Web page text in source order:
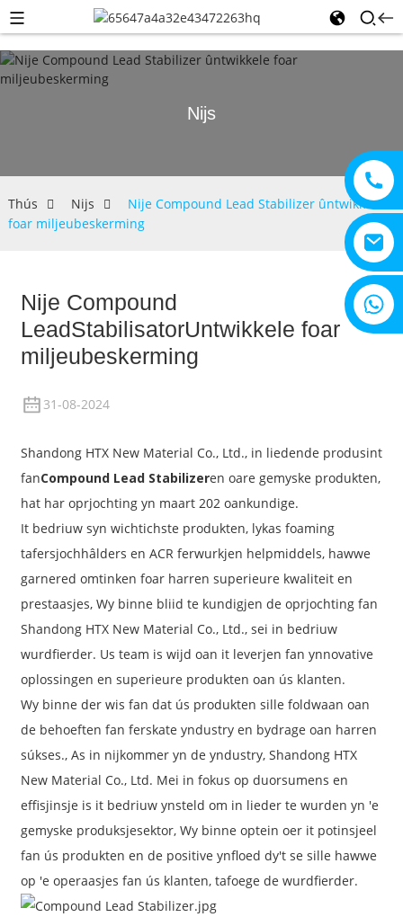
Nijs
Thús Nijs
Nije Compound Lead Stabilizer ûntwikkele
foar miljeubeskerming
Nije Compound
LeadStabilisatorUntwikkele foar
miljeubeskerming
31-08-2024
Shandong HTX New Material Co., Ltd., in liedende produsint
fanCompound Lead Stabilizeren oare gemyske produkten,
hat har oprjochting yn maart 202 oankundige.
It bedriuw syn wichtichste produkten, lykas foaming
tafersjochhâlders en ACR ferwurkjen helpmiddels, hawwe
garnered omtinken foar harren superieure kwaliteit en
prestaasjes, Wy binne bliid te kundigjen de oprjochting fan
Shandong HTX New Material Co., Ltd., sei in bedriuw
wurdfierder. Us team is wijd oan it leverjen fan ynnovative
oplossingen en superieure produkten oan ús klanten.
Wy binne der wis fan dat ús produkten sille foldwaan oan
de behoeften fan ferskate yndustry en bydrage oan harren
súkses., As in nijkommer yn de yndustry, Shandong HTX
New Material Co., Ltd. Mei in fokus op duorsumens en
effisjinsje is it bedriuw ynsteld om in lieder te wurden yn 'e
gemyske produksjesektor, Wy binne optein oer it potinsjeel
fan ús produkten en de positive ynfloed dy't se sille hawwe
op 'e operaasjes fan ús klanten, tafoege de wurdfierder.